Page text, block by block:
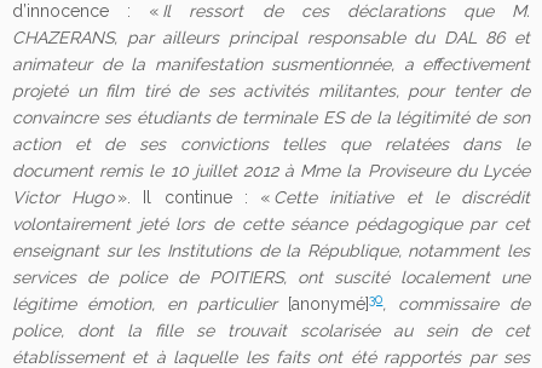
d’innocence : « Il ressort de ces déclarations que M.
CHAZERANS, par ailleurs principal responsable du DAL 86 et
animateur de la manifestation susmentionnée, a effectivement
projeté un film tiré de ses activités militantes, pour tenter de
convaincre ses étudiants de terminale ES de la légitimité de son
action et de ses convictions telles que relatées dans le
document remis le 10 juillet 2012 à Mme la Proviseure du Lycée
Victor Hugo». Il continue : « Cette initiative et le discrédit
volontairement jeté lors de cette séance pédagogique par cet
enseignant sur les Institutions de la République, notamment les
services de police de POITIERS, ont suscité localement une
légitime émotion, en particulier [anonymé]30, commissaire de
police, dont la fille se trouvait scolarisée au sein de cet
établissement et à laquelle les faits ont été rapportés par ses